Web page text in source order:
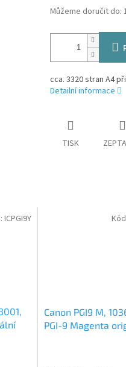
Můžeme doručit do:
cca. 3320 stran A4
Detailní informace
TISK
ICPGI9Y
Canon PGI9 M,
PGI-9 Magenta